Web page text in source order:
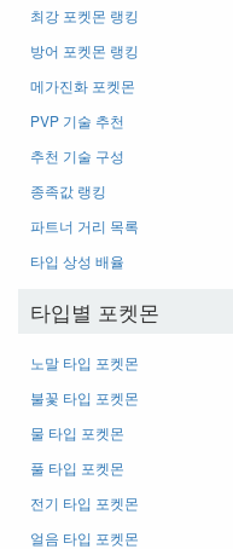
최강 포켓몬 랭킹
방어 포켓몬 랭킹
메가진화 포켓몬
PVP 기술 추천
추천 기술 구성
종족값 랭킹
파트너 거리 목록
타입 상성 배율
타입별 포켓몬
노말 타입 포켓몬
불꽃 타입 포켓몬
물 타입 포켓몬
풀 타입 포켓몬
전기 타입 포켓몬
얼음 타입 포켓몬